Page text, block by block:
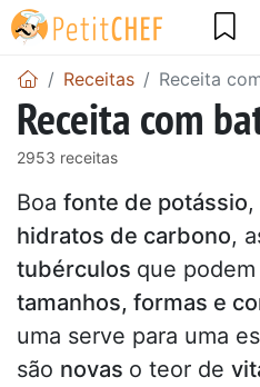
Receitas Receita
Receita com
2953 receitas
Boa fonte de potássio
hidratos de carbono,
tubérculos que
tamanhos, formas e
uma serve para uma
são novas o teor de